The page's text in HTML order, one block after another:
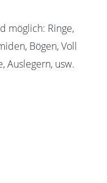
möglich: Ringe,
Bögen, Voll
Auslegern, usw.